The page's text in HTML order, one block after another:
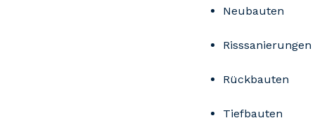
Neubauten
Risssanierungen
Rückbauten
Tiefbauten